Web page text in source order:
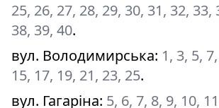
25, 26, 27, 28, 29, 30, 31, 32, 33,
38, 39, 40.
вул. Володимирська: 1, 3, 5,
15, 17, 19, 21, 23, 25.
вул. Гагаріна: 5, 6, 7, 8, 9, 10,